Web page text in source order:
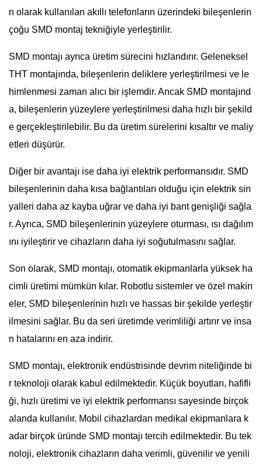
n olarak kullanılan akıllı telefonların üzerindeki bileşenlerin
çoğu SMD montaj tekniğiyle yerleştirilir.
SMD montajı ayrıca üretim sürecini hızlandırır. Geleneksel
THT montajında, bileşenlerin deliklere yerleştirilmesi ve le
himlenmesi zaman alıcı bir işlemdir. Ancak SMD montajınd
a, bileşenlerin yüzeylere yerleştirilmesi daha hızlı bir şekild
e gerçekleştirilebilir. Bu da üretim sürelerini kısaltır ve maliy
etleri düşürür.
Diğer bir avantajı ise daha iyi elektrik performansıdır. SMD
bileşenlerinin daha kısa bağlantıları olduğu için elektrik sin
yalleri daha az kayba uğrar ve daha iyi bant genişliği sağla
r. Ayrıca, SMD bileşenlerinin yüzeylere oturması, ısı dağılım
ını iyileştirir ve cihazların daha iyi soğutulmasını sağlar.
Son olarak, SMD montajı, otomatik ekipmanlarla yüksek ha
cimli üretimi mümkün kılar. Robotlu sistemler ve özel makin
eler, SMD bileşenlerinin hızlı ve hassas bir şekilde yerleştir
ilmesini sağlar. Bu da seri üretimde verimliliği artırır ve insa
n hatalarını en aza indirir.
SMD montajı, elektronik endüstrisinde devrim niteliğinde bi
r teknoloji olarak kabul edilmektedir. Küçük boyutları, hafifli
ği, hızlı üretimi ve iyi elektrik performansı sayesinde birçok
alanda kullanılır. Mobil cihazlardan medikal ekipmanlara k
adar birçok üründe SMD montajı tercih edilmektedir. Bu tek
noloji, elektronik cihazların daha verimli, güvenilir ve yenili